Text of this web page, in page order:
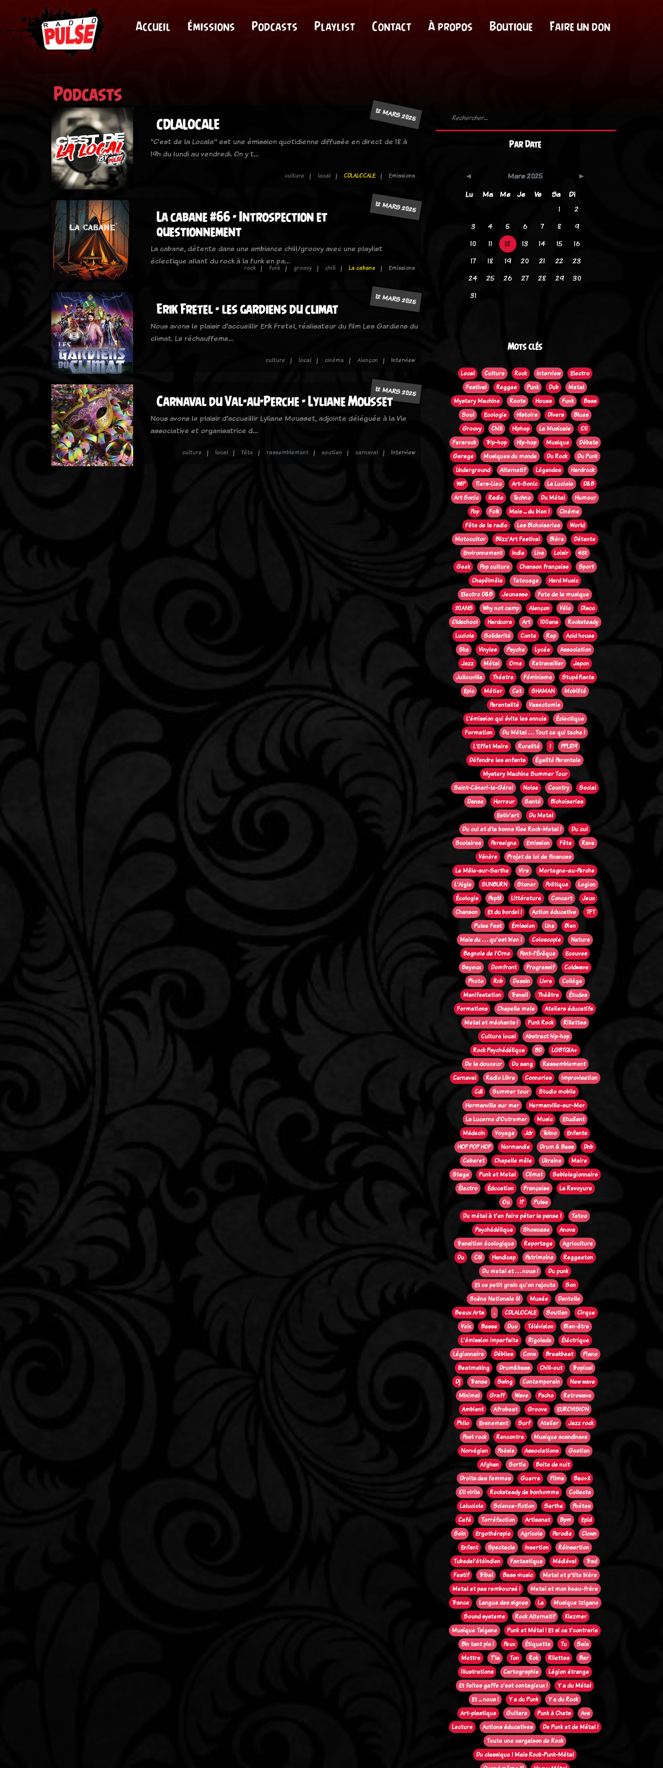
Accueil Émissions Podcasts Playlist Contact À propos Boutique Faire un don
Podcasts
12 MARS 2025
CDLALOCALE
"C'est de la Locale" est une émission quotidienne diffusée en direct de 18 à
19h du lundi au vendredi. On y t…
culture local CDLALOCALE Emissions
12 MARS 2025
La cabane #66 - Introspection et
questionnement
La cabane, détente dans une ambiance chill/groovy avec une playlist
éclectique allant du rock à la funk en pa…
rock funk groovy chill La cabane Emissions
12 MARS 2025
Erik Fretel - les gardiens du climat
Nous avons le plaisir d'accueillir Erik Fretel, réalisateur du film Les Gardiens du
climat. Le réchauffeme…
culture local cinéma Alençon Interview
12 MARS 2025
Carnaval du Val-au-Perche - Lyliane Mousset
Nous avons le plaisir d'accueillir Lyliane Mousset, adjointe déléguée à la Vie
associative et organisatrice d…
culture local fête rassemblement soutien carnaval Interview
Par Date
Mars 2025
Lu
Ma Me Je Ve Sa
Di
1
2
3
4 5 6 7 8
9
10
11 12 13 14 15
16
17
18 19 20 21 22
23
24
25 26 27 28 29
30
31
Mots clés
Local Culture Rock Interview
Electro
Festival
Reggae Punk Dub
Metal
Mystery Machine
Roots House Funk
Bass
Soul
Ecologie Histoire Divers
Blues
Groovy
Chill Hiphop La Musicale
Oi!
Ferarock
Trip-hop Hip-hop Musique
Débats
Garage
Musiques du monde Du Rock
Du Punk
Underground
Alternatif Légendes
Hardrock
WIP
Tiers-Lieu Art-Sonic La Luciole
D&B
Art Sonic
Radio Techno Du Métal
Humour
Pop
Folk Mais ... du bien !
Cinéma
Fête de la radio
Les Bichoiseries
World
Motocultor
Blizz'Art Festival Bière
Détente
Environnement
Indie Live Loisir
45t
Geek
Pop culture Chanson française
Sport
Chapêlmêle
Tatouage
Hard Music
Electro D&B
Jeunesse
Fete de la musique
20ANS
Why not camp Alençon Vélo
Disco
Oldschool
Hardcore Art 100ans
Rocksteady
Luciole
Solidarité Conte Rap
Acid house
Ska
Vinyles Psyche Lycée
Association
Jazz
Métal Orne Retravailler
Japon
Jullouville
Théatre Féminisme
Stupéfiants
Epic
Métier Cat SHAMAN
Mobilité
Parentalité
Vasectomie
L’émission qui évite les ennuis
Éclectique
Formation
Du Métal . . . Tout ce qui tache !
L'Effet Maire
Ruralité !
PPL819
Défendre les enfants
Égalité Parentale
Mystery Machine Summer Tour
Saint-Céneri-le-Gérei
Noise Country
Social
Danse
Horreur Santé
Bichoiseries
Estiv'art
Du Metal
Du cul et d'la bonne Kise Rock-Metal !
Du cul
Scolaires
Perseigne Emission Fête
Rave
Vénère
Projet de loi de finances
Le Mêle-sur-Sarthe
Vire
Mortagne-au-Perche
L'Aigle
SUNBURN Stoner Politique
Legion
Écologie
Pep61 Littérature Concert
Jeux
Chanson
Et du bordel ! Action éducative
TFT
Pulse Fest
Émission Une
Bien
Mais du . . . qu'est bien !
Coloscopie
Nature
Bagnole de l'Orne
Pont-l'Évêque
Ecouves
Bayeux
Domfront Progressif
Coldwave
Photo
Rnb Dessin Livre
Collège
Manifestation
Travail Théâtre
Études
Formations
Chapelle mele
Ateliers éducatifs
Metal et méchants !
Punk Rock
Rillettes
Culture local
Abstract hip-hop
Rock Psychédélique
BD
LGBTQIA+
De la douceur
Du sang
Rassemblement
Carnaval
Radio Libre Conneries
Improvisation
Cdl
Summer tour
Studio mobile
Hermanville sur mer
Hermanville-sur-Mer
La Lucerne d'Outremer
Music
Etudiant
Médecin
Voyage Jdr Tekno
Enfants
HOP POP HOP
Normandie Drum & Bass
Dnb
Cabaret
Chapelle mêle Ukraine
Maire
Stage
Punk et Metal Climat
Seblelegionnaire
Électro
Éducation Française
La Revoyure
Ou
!?
Pulse
Du métal à t'en faire péter la panse !
Tatoo
Psychédélique
Showcase
Anova
Transition écologique
Reportage
Agriculture
Du
C61 Handicap Patrimoine
Reggaeton
Du metal et . . . nous !
Du punk
Et ce petit grain qu'on rajoute
Son
Scène Nationale 61
Musée
Dentelle
Beaux Arts
. CDLALOCALE Soutien
Cirque
Voix
Basse Duo Télévision
Bien-être
L'émission imparfaite
Rigolade
Éléctrique
Légionnaire
Débiles Cons Breakbeat
Piano
Beatmaking
Drum&bass Chill-out
Tropical
Dj
Transe Swing Contemporain
New wave
Minimal
Graff Wave Pscho
Retrowave
Ambient
Afrobeat Groove
EUROVISION
Philo
Evenement Surf Atelier
Jazz rock
Post rock
Rencontre
Musique scandinave
Norvégien
Poèsie Associations
Gestion
Afghan
Sortie
Boite de nuit
Droits des femmes
Guerre Films
Bac+2
Oi! virile
Rocksteady de bonhomme
Collecte
Laluciole
Science-fiction Sarthe
Poètes
Café
Torréfaction Artisanat Bpm
Epid
Soin
Ergothérapie Agricole Parodie
Clown
Enfant
Spectacle Insertion
Réinsertion
Tubedel'étéindien
Fantastique Médiéval
Trad
Festif
Tribal Bass music
Metal et p'tite bière
Metal et pas remboursé !
Metal et mon beau-frère
Trance
Langue des signes La
Musique tzigane
Sound systeme
Rock Alternatif
Klezmer
Musique Tsigane
Punk et Métal ! Et si ca t'contrarie
Bin tant pis !
Peux Étiquette Tu
Sais
Mettre
T'la Ton Rok Rilettes
Bar
Illustrations
Cartographie
Légion étrange
Et faites gaffe c'est contagieux !
Y a du Métal
Et ... nous !
Y a du Punk
Y a du Rock
Art-plastique
Guitare Punk à Chats
Ava
Lecture
Actions éducatives
De Punk et de Métal !
Toute une cargaison de Rock
Du classique ! Mais Rock-Punk-Métal